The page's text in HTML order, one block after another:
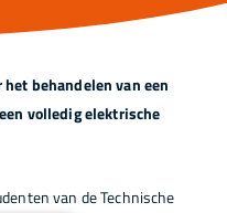
het behandelen van een
volledig elektrische
van de Technische